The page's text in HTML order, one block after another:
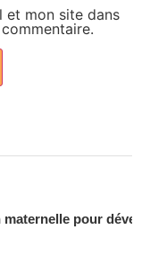
et mon site dans
pour